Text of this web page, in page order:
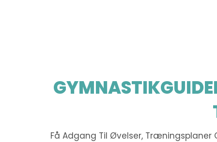
Få Adgang Til Øvelser, Træningsplaner